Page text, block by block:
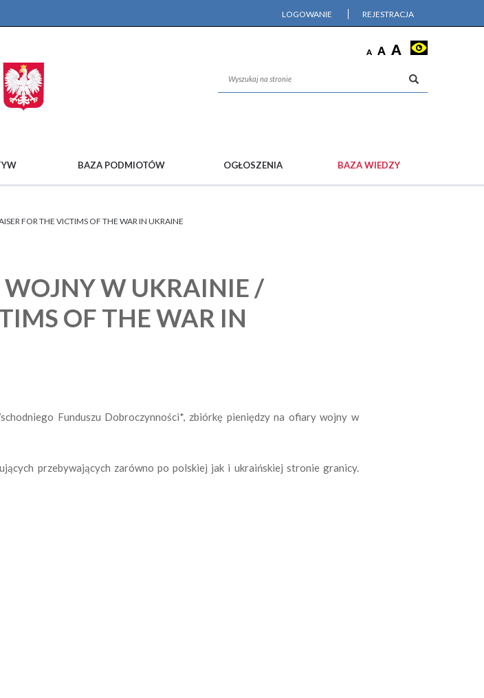
LOGOWANIE REJESTRACJA
BAZA PODMIOTÓW OGŁOSZENIA BAZA WIEDZY
FOR THE VICTIMS OF THE WAR IN UKRAINE
W UKRAINIE /
OF THE WAR IN
Funduszu Dobroczynności*, zbiórkę pieniędzy na ofiary wojny w
przebywających zarówno po polskiej jak i ukraińskiej stronie granicy.